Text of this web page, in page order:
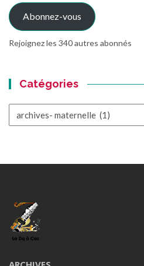
mail
Abonnez-vous
Rejoignez les 340 autres abonnés
Catégories